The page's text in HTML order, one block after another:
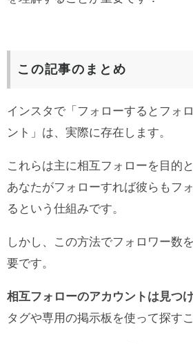
この記事のまとめ
インスタで「フォローするとフォ
ント」は、実際に存在します。
これらは主に相互フォローを目的
あなたがフォローすれば彼らもフ
るという仕組みです。
しかし、この方法でフォロワー数
要です。
相互フォローのアカウントは見つ
タグや専用の掲示板を使って探す